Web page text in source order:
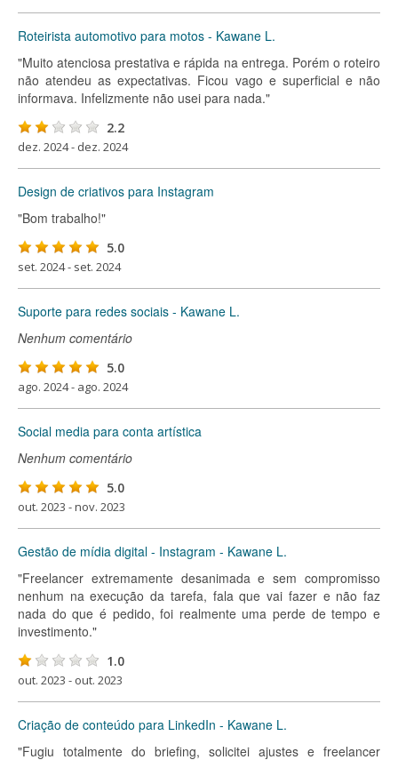
Roteirista automotivo para motos - Kawane L.
"Muito atenciosa prestativa e rápida na entrega. Porém o roteiro
não atendeu as expectativas. Ficou vago e superficial e não
informava. Infelizmente não usei para nada."
2.2
dez. 2024 - dez. 2024
Design de criativos para Instagram
"Bom trabalho!"
5.0
set. 2024 - set. 2024
Suporte para redes sociais - Kawane L.
Nenhum comentário
5.0
ago. 2024 - ago. 2024
Social media para conta artística
Nenhum comentário
5.0
out. 2023 - nov. 2023
Gestão de mídia digital - Instagram - Kawane L.
"Freelancer extremamente desanimada e sem compromisso
nenhum na execução da tarefa, fala que vai fazer e não faz
nada do que é pedido, foi realmente uma perde de tempo e
investimento."
1.0
out. 2023 - out. 2023
Criação de conteúdo para LinkedIn - Kawane L.
"Fugiu totalmente do briefing, solicitei ajustes e freelancer